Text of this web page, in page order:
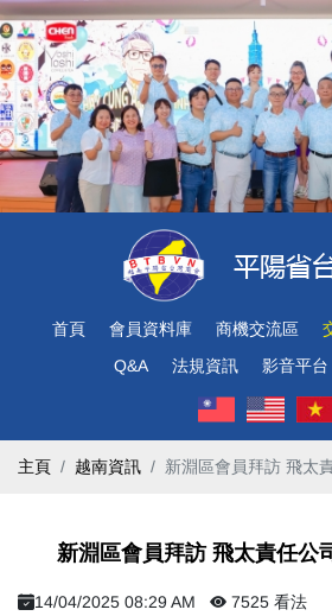
首頁 會員資料庫 商機交流區
Q&A
法規資訊 影音平台
主頁 越南資訊 新淵區會員拜訪 飛太
新淵區會員拜訪 飛太責任公
14/04/2025 08:29 AM 7525 看法